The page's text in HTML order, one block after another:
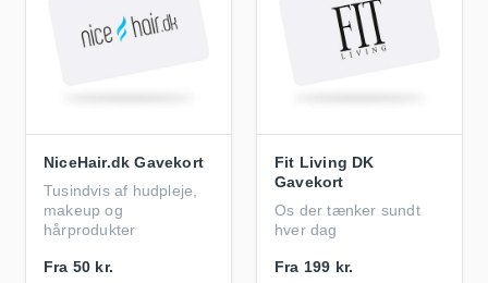
NiceHair.dk Gavekort
Tusindvis af hudpleje,
makeup og
hårprodukter
Fra 50 kr.
Fit Living DK
Gavekort
Os der tænker sundt
hver dag
Fra 199 kr.